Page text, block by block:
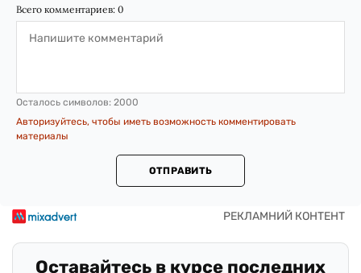
Всего комментариев: 0
Осталось символов: 2000
Авторизуйтесь, чтобы иметь возможность комментировать
материалы
ОТПРАВИТЬ
Оставайтесь в курсе последних